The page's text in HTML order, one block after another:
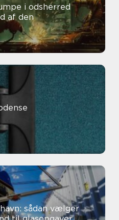
i odsherred
af den
sådan vælger